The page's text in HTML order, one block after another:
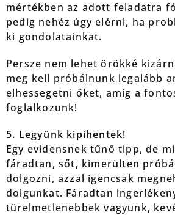
mértékben az adott feladatra
pedig nehéz úgy elérni, ha
ki gondolatainkat.
Persze nem lehet örökké
meg kell próbálnunk legalább
elhessegetni őket, amíg a
foglalkozunk!
5. Legyünk kipihentek!
Egy evidensnek tűnő tipp, de
fáradtan, sőt, kimerülten
dolgozni, azzal igencsak
dolgunkat. Fáradtan
türelmetlenebbek vagyunk,